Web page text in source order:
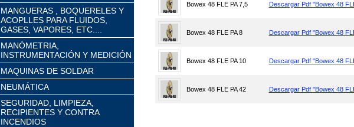
MANGUERAS , BOQUERELES Y
ACOPLLES PARA FLUIDOS,
GASES, VAPORES, ETC....
MANÓMETRIA,
INSTRUMENTACIÓN Y MEDICIÓN
MAQUINAS DE SOLDAR
NEUMÁTICA
SEGURIDAD, LIMPIEZA,
RECIPIENTES Y CONTRA
INCENDIOS
Bowex 48 FLE PA 7,5 Descargar Pdf "Bowex 48
Bowex 48 FLE PA 8 Descargar Pdf "Bowex 48
Bowex 48 FLE PA 10 Descargar Pdf "Bowex 48
Bowex 48 FLE PA 42 Descargar Pdf "Bowex 48